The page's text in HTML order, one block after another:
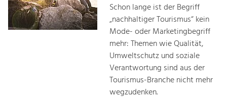
Schon lange ist der Begriff
„nachhaltiger Tourismus“ kein
Mode- oder Marketingbegriff
mehr: Themen wie Qualität,
Umweltschutz und soziale
Verantwortung sind aus der
Tourismus-Branche nicht mehr
wegzudenken.